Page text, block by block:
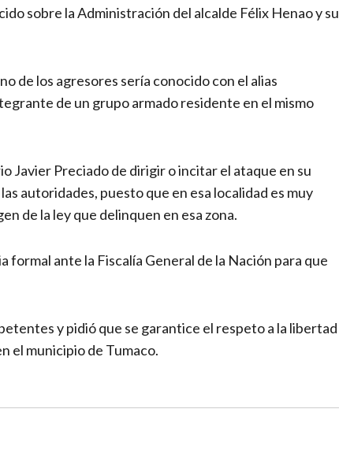
sobre la Administración del alcalde Félix Henao y su
de los agresores sería conocido con el alias
de un grupo armado residente en el mismo
Javier Preciado de dirigir o incitar el ataque en su
autoridades, puesto que en esa localidad es muy
de la ley que delinquen en esa zona.
ante la Fiscalía General de la Nación para que
y pidió que se garantice el respeto a la libertad
el municipio de Tumaco.